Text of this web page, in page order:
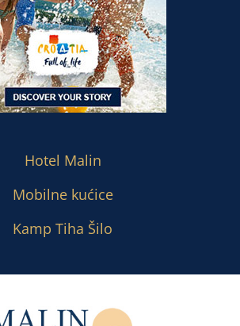
Hotel Malin
Mobilne kućice
Kamp Tiha Šilo